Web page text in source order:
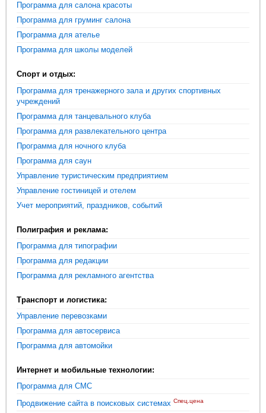
Программа для салона красоты
Программа для груминг салона
Программа для ателье
Программа для школы моделей
Спорт и отдых:
Программа для тренажерного зала и других спортивных
учреждений
Программа для танцевального клуба
Программа для развлекательного центра
Программа для ночного клуба
Программа для саун
Управление туристическим предприятием
Управление гостиницей и отелем
Учет мероприятий, праздников, событий
Полиграфия и реклама:
Программа для типографии
Программа для редакции
Программа для рекламного агентства
Транспорт и логистика:
Управление перевозками
Программа для автосервиса
Программа для автомойки
Интернет и мобильные технологии:
Программа для СМС
Продвижение сайта в поисковых системах Спец.цена